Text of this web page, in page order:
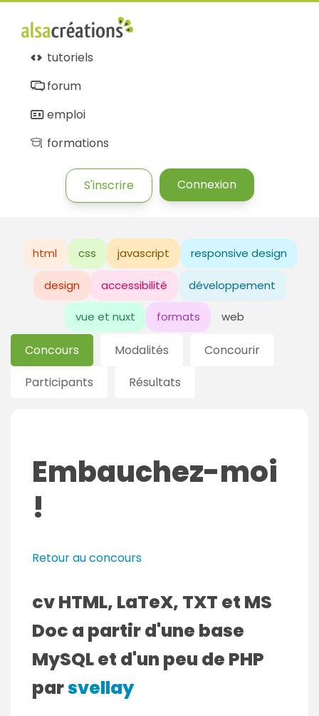
tutoriels
forum
emploi
formations
S'inscrire Connexion
html css javascript responsive design
design accessibilité développement
vue et nuxt formats web
Concours Modalités
Concourir
Participants
Résultats
Embauchez-moi
!
Retour au concours
cv HTML, LaTeX, TXT et MS
Doc a partir d'une base
MySQL et d'un peu de PHP
parsvellay